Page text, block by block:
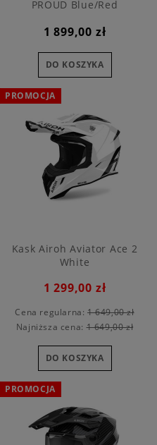
PROUD Blue/Red
1 899,00 zł
DO KOSZYKA
Kask Airoh Aviator Ace 2
White
1 299,00 zł
Cena regularna: 1 649,00 zł
Najniższa cena:1 649,00 zł
DO KOSZYKA
PROMOCJA
PROMOCJA